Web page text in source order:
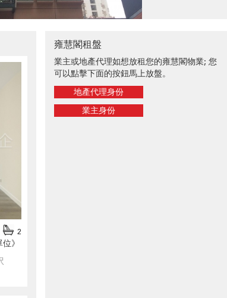
2
》
雍慧閣租盤
業主或地產代理如想放租您的雍慧閣物業; 您
可以點擊下面的按鈕馬上放盤。
地產代理身份
業主身份